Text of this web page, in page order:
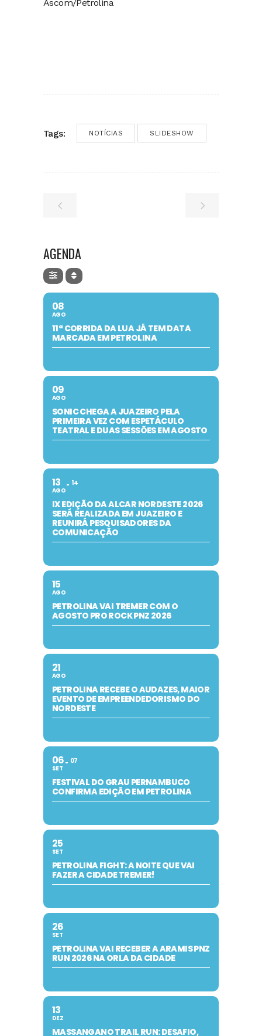
Ascom/Petrolina
Tags: NOTÍCIAS SLIDESHOW
AGENDA
08
AGO
11ª CORRIDA DA LUA JÁ TEM DATA
MARCADA EM PETROLINA
09
AGO
SONIC CHEGA A JUAZEIRO PELA
PRIMEIRA VEZ COM ESPETÁCULO
TEATRAL E DUAS SESSÕES EM AGOSTO
13
AGO
14
IX EDIÇÃO DA ALCAR NORDESTE 2026
SERÁ REALIZADA EM JUAZEIRO E
REUNIRÁ PESQUISADORES DA
COMUNICAÇÃO
15
AGO
PETROLINA VAI TREMER COM O
AGOSTO PRO ROCK PNZ 2026
21
AGO
PETROLINA RECEBE O AUDAZES, MAIOR
EVENTO DE EMPREENDEDORISMO DO
NORDESTE
06
SET
07
FESTIVAL DO GRAU PERNAMBUCO
CONFIRMA EDIÇÃO EM PETROLINA
25
SET
PETROLINA FIGHT: A NOITE QUE VAI
FAZER A CIDADE TREMER!
26
SET
PETROLINA VAI RECEBER A ARAMIS PNZ
RUN 2026 NA ORLA DA CIDADE
13
DEZ
MASSANGANO TRAIL RUN: DESAFIO,